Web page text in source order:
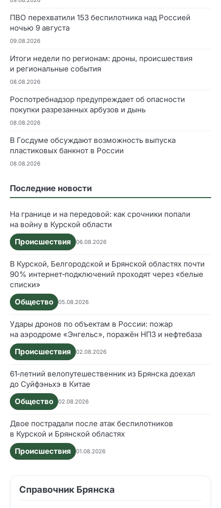
ПВО перехватили 153 беспилотника над Россией
ночью 9 августа
09.08.2026
Итоги недели по регионам: дроны, происшествия
и региональные события
08.08.2026
Роспотребнадзор предупреждает об опасности
покупки разрезанных арбузов и дынь
08.08.2026
В Госдуме обсуждают возможность выпуска
пластиковых банкнот в России
08.08.2026
Последние новости
На границе и на передовой: как срочники попали
на войну в Курской области
Происшествия
06.08.2026
В Курской, Белгородской и Брянской областях почти
90% интернет‑подключений проходят через «белые
списки»
Общество
05.08.2026
Удары дронов по объектам в России: пожар
на аэродроме «Энгельс», поражён НПЗ и нефтебаза
Происшествия
02.08.2026
61‑летний велопутешественник из Брянска доехал
до Суйфэньхэ в Китае
Общество
02.08.2026
Двое пострадали после атак беспилотников
в Курской и Брянской областях
Происшествия
01.08.2026
Справочник Брянска